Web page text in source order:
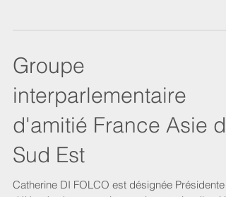
Groupe
interparlementaire
d'amitié France Asie du